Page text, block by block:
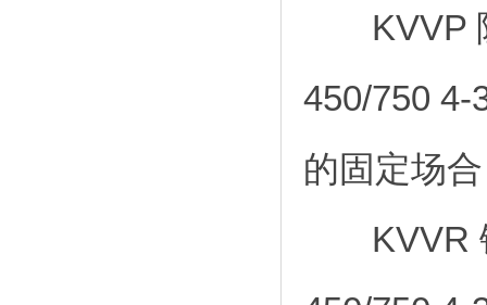
KVVP 阻
450/750 4-
的固定场合
KVVR 铜